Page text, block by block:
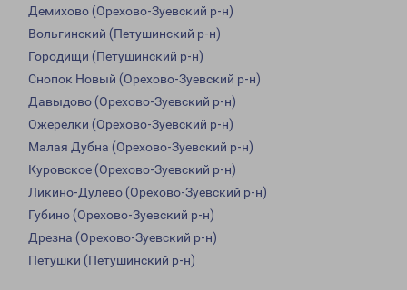
Демихово (Орехово-Зуевский р-н)
Вольгинский (Петушинский р-н)
Городищи (Петушинский р-н)
Снопок Новый (Орехово-Зуевский р-н)
Давыдово (Орехово-Зуевский р-н)
Ожерелки (Орехово-Зуевский р-н)
Малая Дубна (Орехово-Зуевский р-н)
Куровское (Орехово-Зуевский р-н)
Ликино-Дулево (Орехово-Зуевский р-н)
Губино (Орехово-Зуевский р-н)
Дрезна (Орехово-Зуевский р-н)
Петушки (Петушинский р-н)